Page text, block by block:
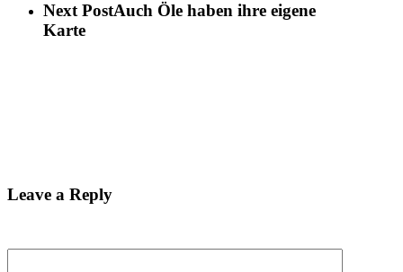
Next PostAuch Öle haben ihre eigene
Karte
Leave a Reply